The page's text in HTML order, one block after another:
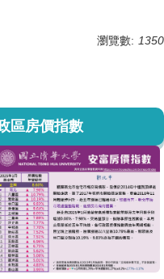
瀏覽數: 1350
區房價指數